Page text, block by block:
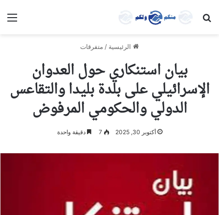
بحث عن
الرئيسية / متفرقات
بيان استنكاري حول العدوان
الإسرائيلي على بلدة بليدا والتقاعس
الدولي والحكومي المرفوض
أكتوبر 30, 2025 7 دقيقة واحدة